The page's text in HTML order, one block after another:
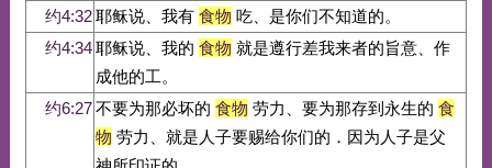
约4:32耶稣说、我有 食物 吃、是你们不知道的。
约4:34耶稣说、我的 食物 就是遵行差我来者的旨意、作
成他的工。
约6:27不要为那必坏的 食物 劳力、要为那存到永生的 食
物 劳力、就是人子要赐给你们的．因为人子是父